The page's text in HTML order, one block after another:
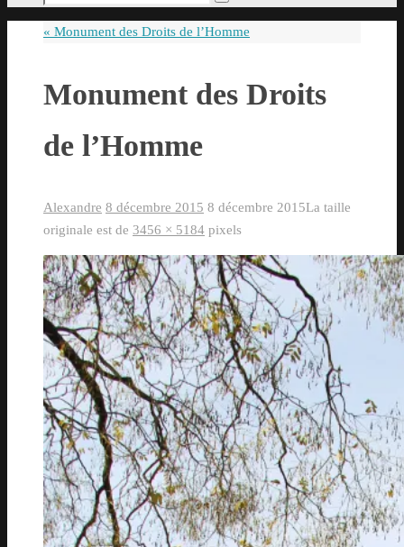
:
Rechercher
« Monument des Droits de l’Homme
Monument des Droits
de l’Homme
Alexandre 8 décembre 2015 8 décembre 2015La taille
originale est de 3456 × 5184 pixels